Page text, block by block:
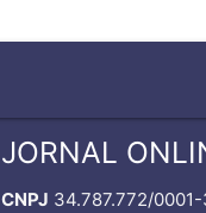
JORNAL
CNPJ 34.787.772/